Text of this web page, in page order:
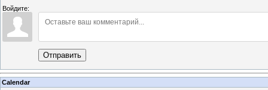
Войдите:
Отправить
Calendar